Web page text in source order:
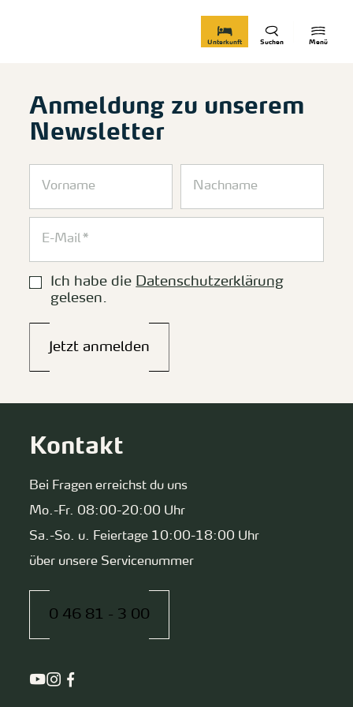
Menü
Suchen
Unterkunft
Anmeldung zu unserem
Newsletter
Ich habe die Datenschutzerklärung
gelesen.
Jetzt anmelden
Kontakt
Bei Fragen erreichst du uns
Mo.-Fr. 08:00-20:00 Uhr
Sa.-So. u. Feiertage 10:00-18:00 Uhr
über unsere Servicenummer
0 46 81 - 3 00